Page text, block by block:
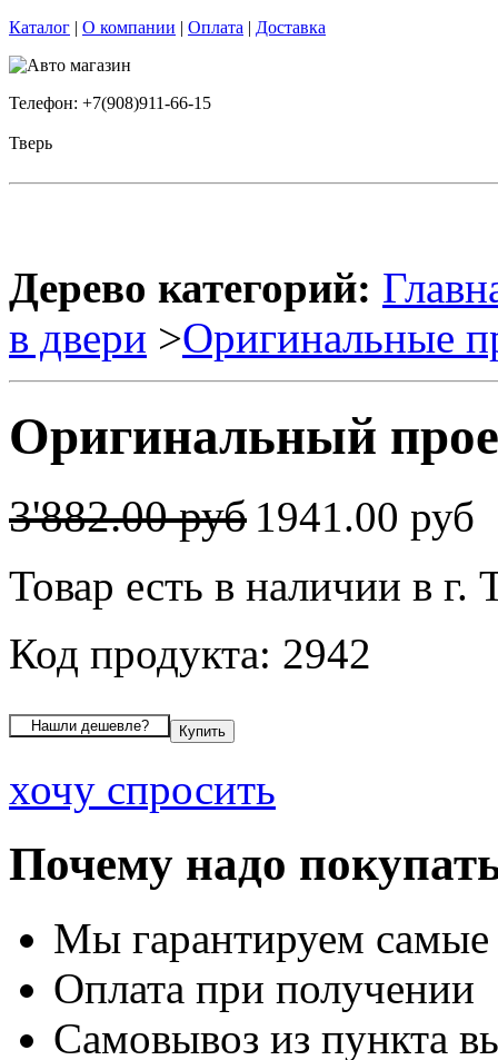
Каталог | О компании | Оплата | Доставка
Телефон: +7(908)911-66-15
Тверь
Дерево категорий:
в двери >Оригинальные
Оригинальный
3'882.00 руб 1941.00 руб
Товар есть в наличии в г.
Код продукта: 2942
хочу спросить
Почему надо
Мы гарантируем
Оплата при получении
Самовывоз из пункта